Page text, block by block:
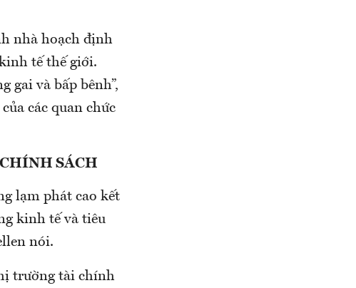
nhà hoạch định
tế thế giới.
gai và bấp bênh”,
các quan chức
SÁCH
lạm phát cao kết
kinh tế và tiêu
nói.
trường tài chính